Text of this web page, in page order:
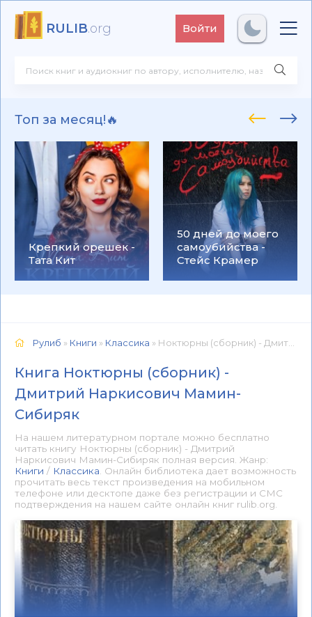
RULIB.org Войти
Топ за месяц!🔥
Крепкий орешек -
Тата Кит
50 дней до моего
самоубийства -
Стейс Крамер
Рулиб » Книги » Классика » Ноктюрны (сборник) - Дмитрий Наркисович Мамин-Сибиряк 📕 - Книга онлайн бесплатно
Книга Ноктюрны (сборник) -
Дмитрий Наркисович Мамин-
Сибиряк
На нашем литературном портале можно бесплатно
читать книгу Ноктюрны (сборник) - Дмитрий
Наркисович Мамин-Сибиряк полная версия. Жанр:
Книги / Классика . Онлайн библиотека дает возможность
прочитать весь текст произведения на мобильном
телефоне или десктопе даже без регистрации и СМС
подтверждения на нашем сайте онлайн книг rulib.org.